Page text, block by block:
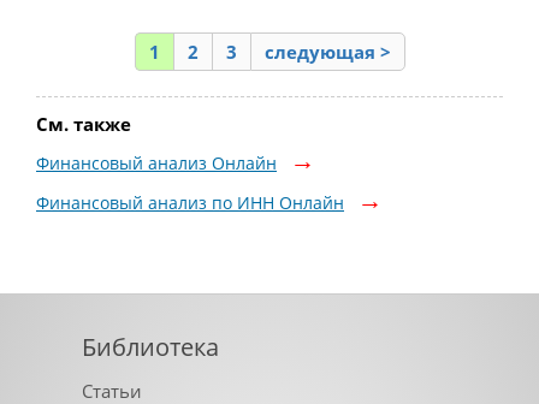
1 2 3 следующая >
См. также
Финансовый анализ Онлайн
Финансовый анализ по ИНН Онлайн
Библиотека
Статьи